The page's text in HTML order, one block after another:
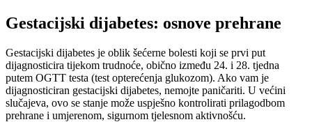
Gestacijski dijabetes: osnove prehrane
Gestacijski dijabetes je oblik šećerne bolesti koji se prvi put
dijagnosticira tijekom trudnoće, obično između 24. i 28. tjedna
putem OGTT testa (test opterećenja glukozom). Ako vam je
dijagnosticiran gestacijski dijabetes, nemojte paničariti. U većini
slučajeva, ovo se stanje može uspješno kontrolirati prilagodbom
prehrane i umjerenom, sigurnom tjelesnom aktivnošću.